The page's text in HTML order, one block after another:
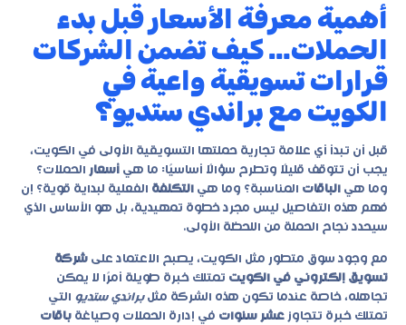
أهمية معرفة الأسعار قبل بدء
الحملات… كيف تضمن الشركات
قرارات تسويقية واعية في
الكويت مع براندي ستديو؟
قبل أن تبدأ أي علامة تجارية حملتها التسويقية الأولى في الكويت،
يجب أن تتوقف قليلًا وتطرح سؤالًا أساسيًا: ما هي أسعار الحملات؟
وما هي الباقات المناسبة؟ وما هي التكلفة الفعلية لبداية قوية؟ إن
فهم هذه التفاصيل ليس مجرد خطوة تمهيدية، بل هو الأساس الذي
سيحدد نجاح الحملة من اللحظة الأولى.
مع وجود سوق متطور مثل الكويت، يصبح الاعتماد على شركة
تسويق إلكتروني في الكويت تمتلك خبرة طويلة أمرًا لا يمكن
تجاهله، خاصة عندما تكون هذه الشركة مثلبراندي ستديو التي
تمتلك خبرة تتجاوز عشر سنوات في إدارة الحملات وصياغة باقات